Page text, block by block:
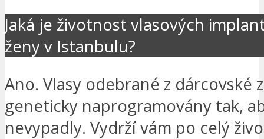
Jaká je životnost vlasových
ženy v Istanbulu?
Ano. Vlasy odebrané z dárcovské
geneticky naprogramovány tak,
nevypadly. Vydrží vám po celý